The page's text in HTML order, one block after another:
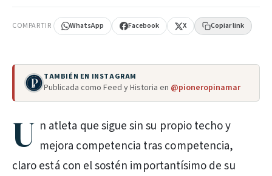
COMPARTIR WhatsApp Facebook X Copiar link
TAMBIÉN EN INSTAGRAM
Publicada como Feed y Historia en @pioneropinamar
U n atleta que sigue sin su propio techo y
mejora competencia tras competencia,
claro está con el sostén importantísimo de su